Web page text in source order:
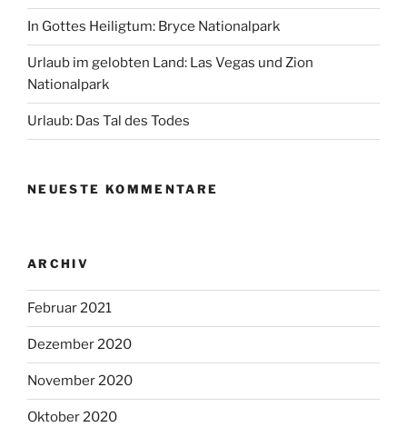
In Gottes Heiligtum: Bryce Nationalpark
Urlaub im gelobten Land: Las Vegas und Zion
Nationalpark
Urlaub: Das Tal des Todes
NEUESTE KOMMENTARE
ARCHIV
Februar 2021
Dezember 2020
November 2020
Oktober 2020